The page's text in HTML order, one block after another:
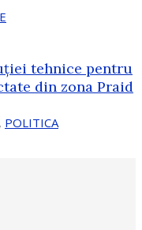
tehnice pentru
din zona Praid
, POLITICA